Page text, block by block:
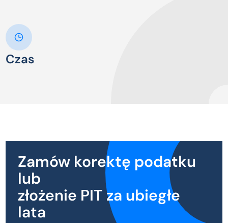
Czas
Zamów korektę podatku
lub
złożenie PIT za ubiegłe
lata